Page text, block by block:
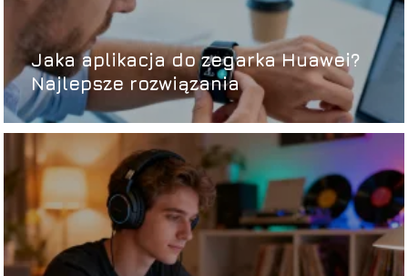
Jaka aplikacja do zegarka Huawei?
Najlepsze rozwiązania